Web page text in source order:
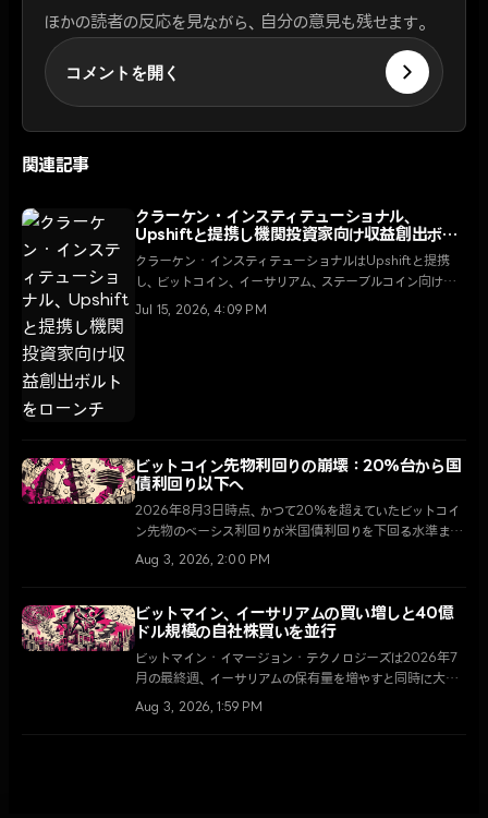
ほかの読者の反応を見ながら、自分の意見も残せます。
コメントを開く
関連記事
クラーケン・インスティテューショナル、
Upshiftと提携し機関投資家向け収益創出ボル
トをローンチ
クラーケン・インスティテューショナルはUpshiftと提携
し、ビットコイン、イーサリアム、ステーブルコイン向けの
カスタマイズされた収益創出ボルトをローンチした。この提
Jul 15, 2026, 4:09 PM
ビットコイン先物利回りの崩壊：20%台から国
債利回り以下へ
2026年8月3日時点、かつて20%を超えていたビットコイ
ン先物のベーシス利回りが米国債利回りを下回る水準まで
急落しており、暗号資産市場の構造的変化を示唆してい
Aug 3, 2026, 2:00 PM
ビットマイン、イーサリアムの買い増しと40億
ドル規模の自社株買いを並行
ビットマイン・イマージョン・テクノロジーズは2026年7
月の最終週、イーサリアムの保有量を増やすと同時に大規
模な自社株買いを実施した。トム・リー会長は、ナスダッ
Aug 3, 2026, 1:59 PM